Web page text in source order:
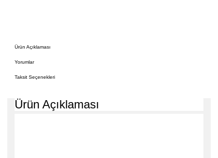
Ürün Açıklaması
Yorumlar
Taksit Seçenekleri
Ürün Açıklaması